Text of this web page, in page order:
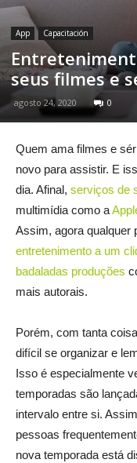
App Capacitación
seus filmes e
agosto 24, 2020 0
Quem ama filmes e
novo para assistir. E
dia. Afinal, serviços de
multimídia como a
Assim, agora qualquer
entretenimento a um
badaladas produções
mais autorais.
Porém, com tanta
difícil se organizar e
Isso é especialmente
temporadas são
intervalo entre si.
pessoas
nova temporada está